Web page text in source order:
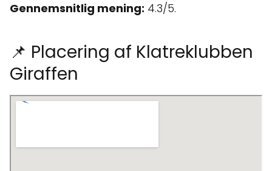
Gennemsnitlig mening: 4.3/5.
📌 Placering af Klatreklubben
Giraffen